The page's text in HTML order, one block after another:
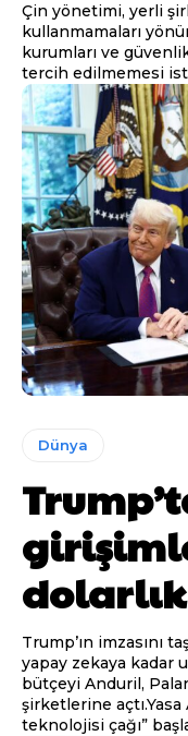
Çin yönetimi, yerli
kullanmamaları
kurumları ve
tercih edilmemesi
Dünya
Trump’ın imzasını
yapay zekaya kadar
bütçeyi Anduril,
şirketlerine
teknolojisi çağı”